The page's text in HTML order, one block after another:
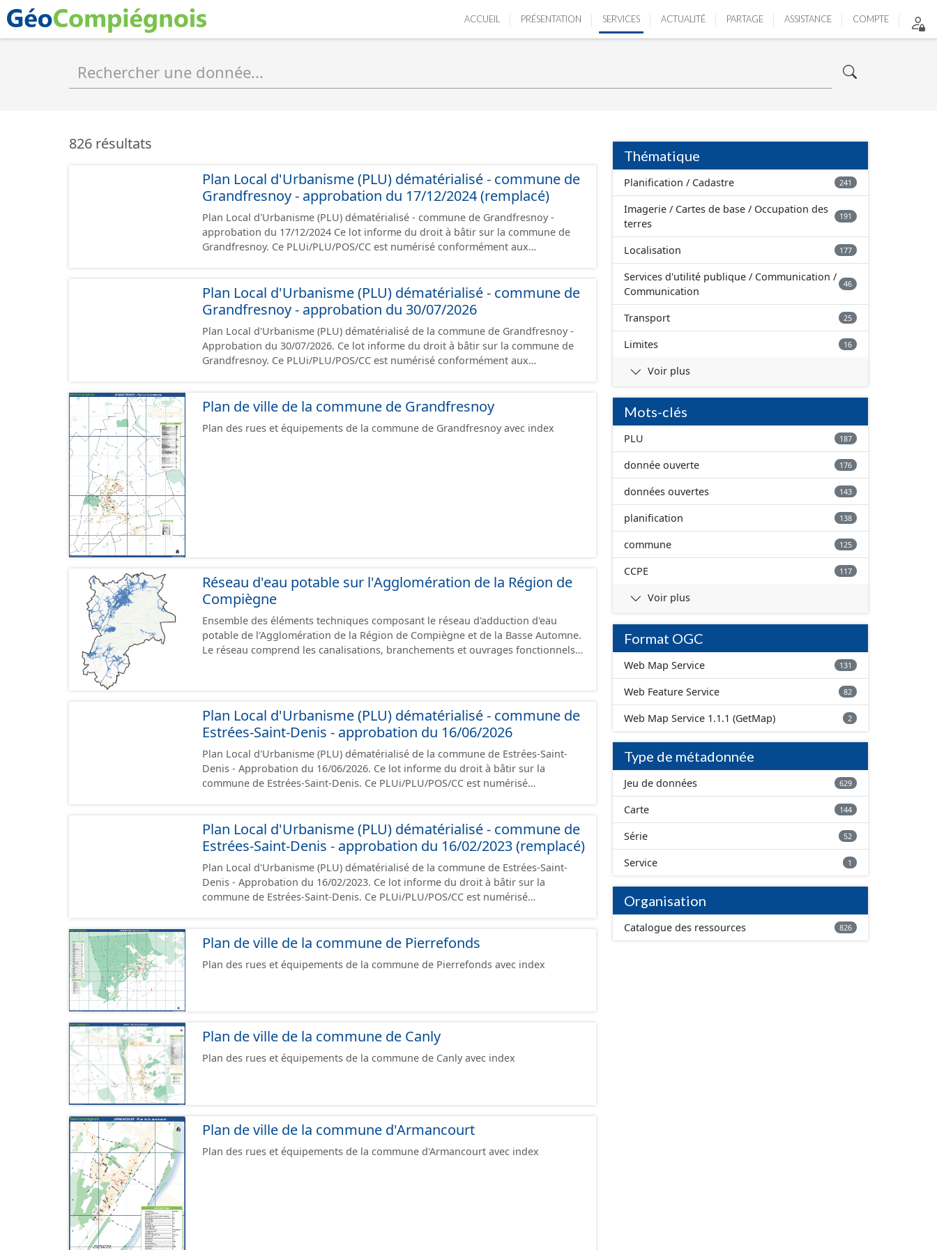
ACCUEIL PRÉSENTATION SERVICES ACTUALITÉ PARTAGE ASSISTANCE COMPTE
826 résultats
Plan Local d'Urbanisme (PLU) dématérialisé - commune de
Grandfresnoy - approbation du 17/12/2024 (remplacé)
Plan Local d'Urbanisme (PLU) dématérialisé - commune de Grandfresnoy -
approbation du 17/12/2024 Ce lot informe du droit à bâtir sur la commune de
Grandfresnoy. Ce PLUi/PLU/POS/CC est numérisé conformément aux
zonages), les annexes, les orientations d'aménagement et les données
géographiques. Malgré l'attention portée à la création de ces données, il est
rappelé que seuls les documents papier font foi et sont opposables d'un point
de vue juridique.
Plan Local d'Urbanisme (PLU) dématérialisé - commune de
Grandfresnoy - approbation du 30/07/2026
Plan Local d'Urbanisme (PLU) dématérialisé de la commune de Grandfresnoy -
Approbation du 30/07/2026. Ce lot informe du droit à bâtir sur la commune de
Grandfresnoy. Ce PLUi/PLU/POS/CC est numérisé conformément aux
d'aménagement et les données géographiques. Malgré l'attention portée à la
création de ces données, il est rappelé que seuls les documents papier font foi
et sont opposables d'un point de vue juridique.
Plan de ville de la commune de Grandfresnoy
Plan des rues et équipements de la commune de Grandfresnoy avec index
Réseau d'eau potable sur l'Agglomération de la Région de
Compiègne
Ensemble des éléments techniques composant le réseau d'adduction d'eau
potable de l'Agglomération de la Région de Compiègne et de la Basse Automne.
Le réseau comprend les canalisations, branchements et ouvrages fonctionnels
Plan Local d'Urbanisme (PLU) dématérialisé - commune de
Estrées-Saint-Denis - approbation du 16/06/2026
Plan Local d'Urbanisme (PLU) dématérialisé de la commune de Estrées-Saint-
Denis - Approbation du 16/06/2026. Ce lot informe du droit à bâtir sur la
commune de Estrées-Saint-Denis. Ce PLUi/PLU/POS/CC est numérisé
les orientations d'aménagement et les données géographiques. Malgré
l'attention portée à la création de ces données, il est rappelé que seuls les
documents papier font foi et sont opposables d'un point de vue juridique.
Plan Local d'Urbanisme (PLU) dématérialisé - commune de
Estrées-Saint-Denis - approbation du 16/02/2023 (remplacé)
Plan Local d'Urbanisme (PLU) dématérialisé de la commune de Estrées-Saint-
Denis - Approbation du 16/02/2023. Ce lot informe du droit à bâtir sur la
commune de Estrées-Saint-Denis. Ce PLUi/PLU/POS/CC est numérisé
les orientations d'aménagement et les données géographiques. Malgré
documents papier font foi et sont opposables d'un point de vue juridique.
Plan de ville de la commune de Pierrefonds
Plan des rues et équipements de la commune de Pierrefonds avec index
Plan de ville de la commune de Canly
Plan des rues et équipements de la commune de Canly avec index
Plan de ville de la commune d'Armancourt
Plan des rues et équipements de la commune d'Armancourt avec index
Thématique
Planification / Cadastre 241
Imagerie / Cartes de base / Occupation des
terres
191
Localisation 177
Services d'utilité publique / Communication /
Communication
46
Transport 25
Limites 16
Voir plus
Mots-clés
PLU 187
donnée ouverte 176
données ouvertes 143
planification 138
commune 125
CCPE 117
Voir plus
Format OGC
Web Map Service 131
Web Feature Service 82
Web Map Service 1.1.1 (GetMap) 2
Type de métadonnée
Jeu de données 629
Carte 144
Série 52
Service 1
Organisation
Catalogue des ressources 826